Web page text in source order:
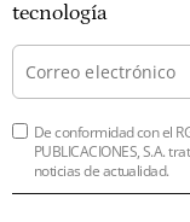
tecnología
De conformidad con el
PUBLICACIONES, S.A.
noticias de actualidad.